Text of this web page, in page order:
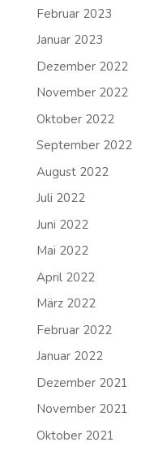
Februar 2023
Januar 2023
Dezember 2022
November 2022
Oktober 2022
September 2022
August 2022
Juli 2022
Juni 2022
Mai 2022
April 2022
März 2022
Februar 2022
Januar 2022
Dezember 2021
November 2021
Oktober 2021